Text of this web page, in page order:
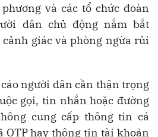
và các tổ chức đoàn
dân chủ động nắm bắt
giác và phòng ngừa rủi
người dân cần thận trọng
gọi, tin nhắn hoặc đường
cung cấp thông tin cá
OTP hay thông tin tài khoản